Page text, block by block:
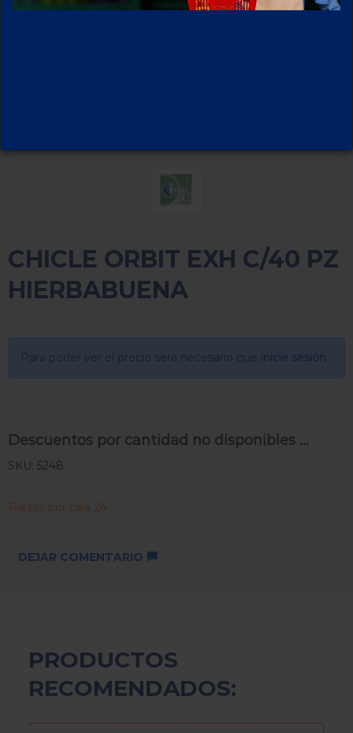
CHICLE ORBIT EXH C/40 PZ
HIERBABUENA
Para poder ver el precio sera necesario que
Descuentos por cantidad no disponibles ...
SKU: 5248
Piezas por caja 24
DEJAR COMENTARIO
PRODUCTOS
RECOMENDADOS: